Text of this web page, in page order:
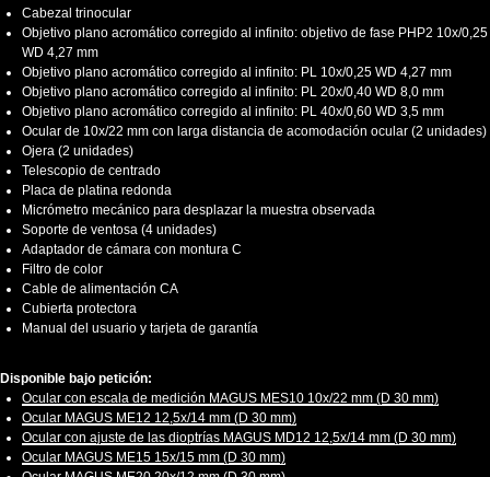
Cabezal trinocular
Objetivo plano acromático corregido al infinito: objetivo de fase PHP2 10x/0,25
WD 4,27 mm
Objetivo plano acromático corregido al infinito: PL 10x/0,25 WD 4,27 mm
Objetivo plano acromático corregido al infinito: PL 20x/0,40 WD 8,0 mm
Objetivo plano acromático corregido al infinito: PL 40x/0,60 WD 3,5 mm
Ocular de 10x/22 mm con larga distancia de acomodación ocular (2 unidades)
Ojera (2 unidades)
Telescopio de centrado
Placa de platina redonda
Micrómetro mecánico para desplazar la muestra observada
Soporte de ventosa (4 unidades)
Adaptador de cámara con montura C
Filtro de color
Cable de alimentación CA
Cubierta protectora
Manual del usuario y tarjeta de garantía
Disponible bajo petición:
Ocular con escala de medición MAGUS MES10 10х/22 mm (D 30 mm)
Ocular MAGUS ME12 12,5х/14 mm (D 30 mm)
Ocular con ajuste de las dioptrías MAGUS MD12 12,5х/14 mm (D 30 mm)
Ocular MAGUS ME15 15x/15 mm (D 30 mm)